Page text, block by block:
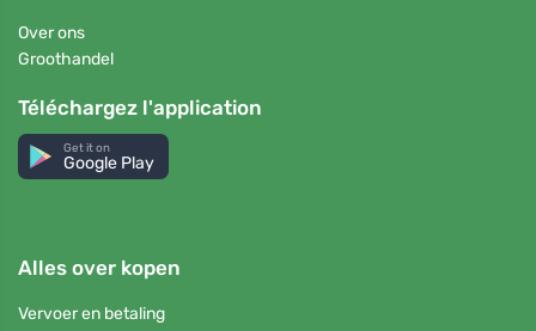
Over ons
Groothandel
Téléchargez l'application
Get it on
Google Play
Alles over kopen
Vervoer en betaling